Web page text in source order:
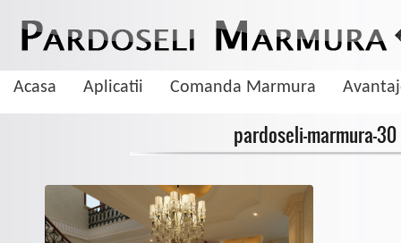
Acasa Aplicatii Comanda Marmura
pardoseli-marmura-30